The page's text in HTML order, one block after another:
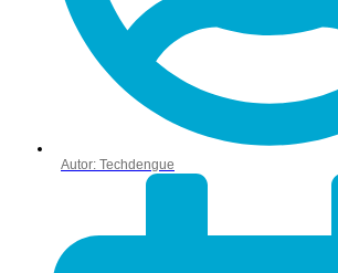
Autor: Techdengue